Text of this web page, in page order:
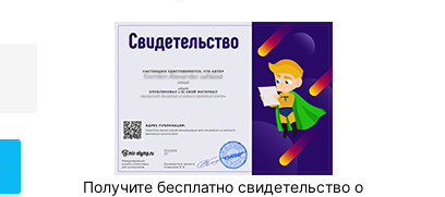
Получите бесплатно свидетельство о